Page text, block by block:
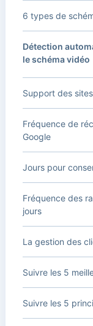
6 types de
Détection
le schéma vidéo
Support des
Fréquence de
Google
Jours pour
Fréquence des
jours
La gestion des
Suivre les 5
Suivre les 5